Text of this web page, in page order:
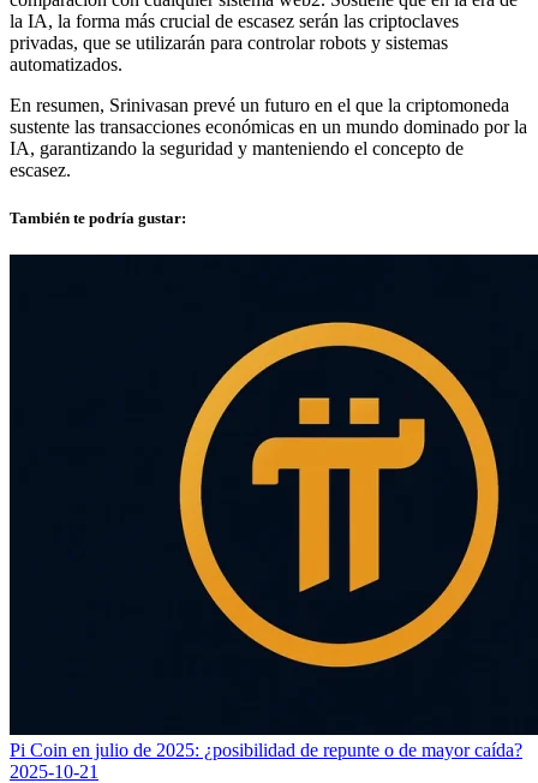
la IA, la forma más crucial de escasez serán las criptoclaves
privadas, que se utilizarán para controlar robots y sistemas
automatizados.
En resumen, Srinivasan prevé un futuro en el que la criptomoneda
sustente las transacciones económicas en un mundo dominado por la
IA, garantizando la seguridad y manteniendo el concepto de
escasez.
También te podría gustar:
Pi Coin en julio de 2025: ¿posibilidad de repunte o de mayor caída?
2025-10-21